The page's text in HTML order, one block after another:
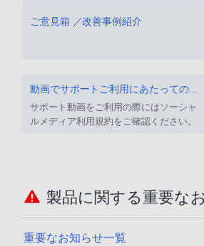
ご意見箱 ／改善事例紹介
動画でサポートご利用にあたってのお願い
サポート動画をご利用の際にはソーシャ
ルメディア利用規約をご確認ください。
製品に関する重要な
重要なお知らせ一覧